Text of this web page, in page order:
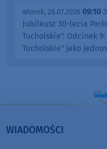
wtorek, 28.07.2026 09:10
Jubileusz 30-lecia
Tucholskie". Odcinek
Tucholskie" jako
WIADOMOŚCI